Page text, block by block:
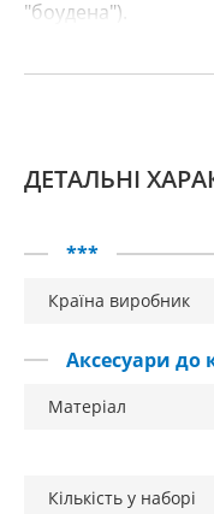
"боудена").
ДЕТАЛЬНІ
***
Країна виробник
Аксесуари
Матеріал
Кількість у наборі